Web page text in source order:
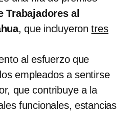
Trabajadores al
, que incluyerontres
al esfuerzo que
empleados a sentirse
que contribuye a la
funcionales, estancias